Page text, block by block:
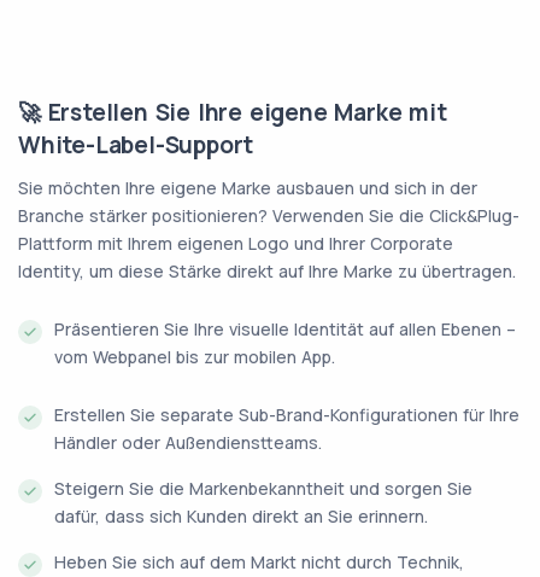
🚀 Erstellen Sie Ihre eigene Marke mit
White-Label-Support
Sie möchten Ihre eigene Marke ausbauen und sich in der
Branche stärker positionieren? Verwenden Sie die Click&Plug-
Plattform mit Ihrem eigenen Logo und Ihrer Corporate
Identity, um diese Stärke direkt auf Ihre Marke zu übertragen.
Präsentieren Sie Ihre visuelle Identität auf allen Ebenen –
vom Webpanel bis zur mobilen App.
Erstellen Sie separate Sub-Brand-Konfigurationen für Ihre
Händler oder Außendienstteams.
Steigern Sie die Markenbekanntheit und sorgen Sie
dafür, dass sich Kunden direkt an Sie erinnern.
Heben Sie sich auf dem Markt nicht durch Technik,